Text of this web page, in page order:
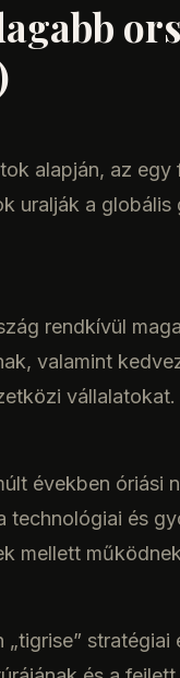
alapján, az
uralják a
rendkívül
valamint
vállalatokat.
években óriási
technológiai és
mellett
„tigrise”